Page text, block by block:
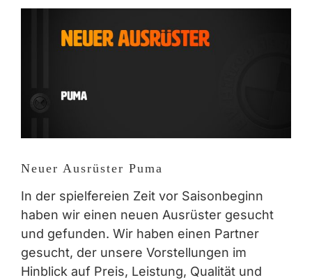
grösseres
Neuer Ausrüster Puma
In der spielfereien Zeit vor Saisonbeginn
haben wir einen neuen Ausrüster gesucht
und gefunden. Wir haben einen Partner
gesucht, der unsere Vorstellungen im
Hinblick auf Preis, Leistung, Qualität und